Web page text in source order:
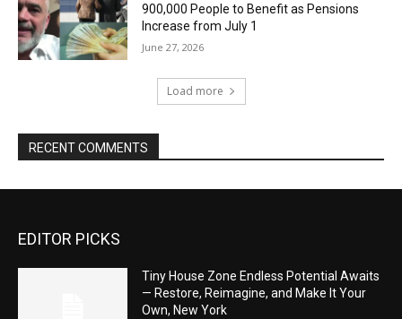
900,000 People to Benefit as Pensions
Increase from July 1
June 27, 2026
Load more
RECENT COMMENTS
EDITOR PICKS
Tiny House Zone Endless Potential Awaits
— Restore, Reimagine, and Make It Your
Own, New York